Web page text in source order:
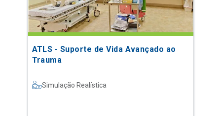
ATLS - Suporte de Vida Avançado ao
Trauma
Simulação Realística